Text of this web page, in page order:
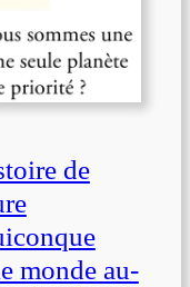
de
monde au-